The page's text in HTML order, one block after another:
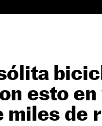
esto en
miles de